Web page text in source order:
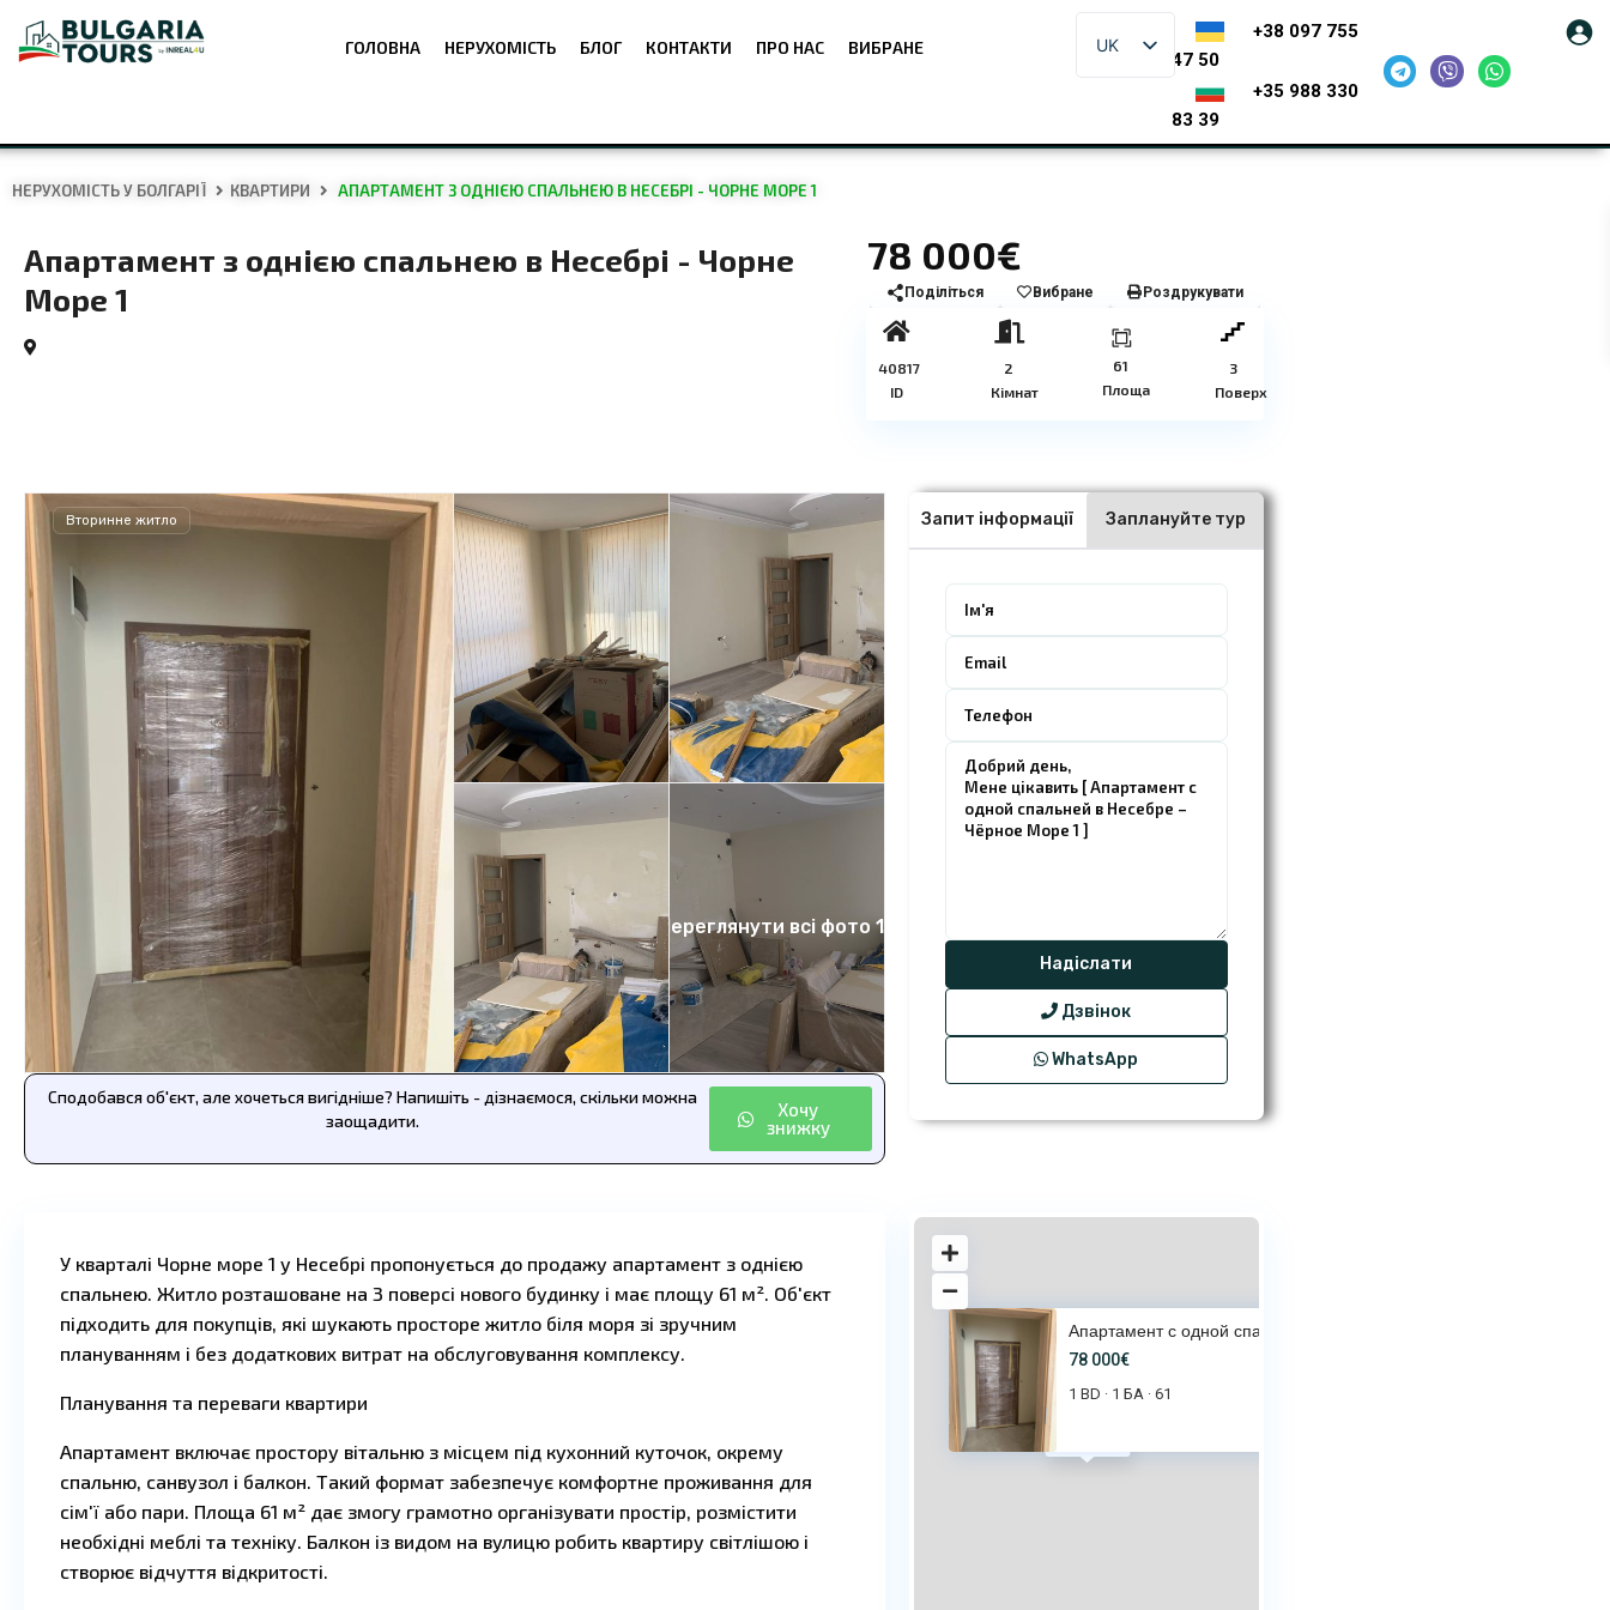
ГОЛОВНА НЕРУХОМІСТЬ БЛОГ КОНТАКТИ ПРО НАС ВИБРАНЕ UK
+38 097 755
47 50
+35 988 330
83 39
НЕРУХОМІСТЬ У БОЛГАРІЇ КВАРТИРИ АПАРТАМЕНТ З ОДНІЄЮ СПАЛЬНЕЮ В НЕСЕБРІ - ЧОРНЕ МОРЕ 1
Апартамент з однією спальнею в Несебрі - Чорне
Море 1
78 000€
Поділіться Вибране Роздрукувати
40817
ID
2
Кімнат
61
Площа
3
Поверх
Переглянути всі фото 12
Вторинне житло
Сподобався об'єкт, але хочеться вигідніше? Напишіть - дізнаємося, скільки можна
заощадити.
Хочу
знижку
Запит інформації Заплануйте тур
Дзвінок
WhatsApp
У кварталі Чорне море 1 у Несебрі пропонується до продажу апартамент з однією
спальнею. Житло розташоване на 3 поверсі нового будинку і має площу 61 м². Об'єкт
підходить для покупців, які шукають просторе житло біля моря зі зручним
плануванням і без додаткових витрат на обслуговування комплексу.
Планування та переваги квартири
Апартамент включає простору вітальню з місцем під кухонний куточок, окрему
спальню, санвузол і балкон. Такий формат забезпечує комфортне проживання для
сім'ї або пари. Площа 61 м² дає змогу грамотно організувати простір, розмістити
необхідні меблі та техніку. Балкон із видом на вулицю робить квартиру світлішою і
створює відчуття відкритості.
Апартамент с одной спальней в
78 000€
1 BD · 1 БА · 61